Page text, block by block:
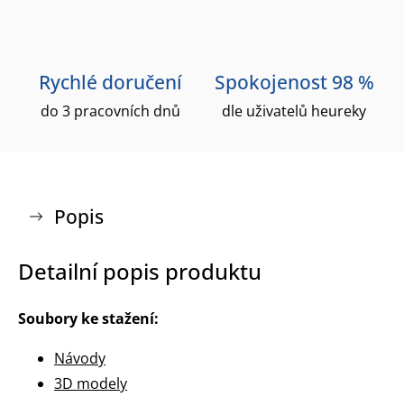
Rychlé doručení
do 3 pracovních dnů
Spokojenost 98 %
dle uživatelů heureky
Popis
Detailní popis produktu
Soubory ke stažení:
Návody
3D modely